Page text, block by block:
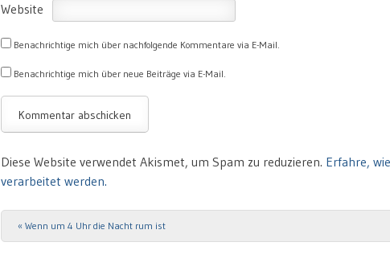
Website
Benachrichtige mich über nachfolgende Kommentare via E-Mail.
Benachrichtige mich über neue Beiträge via E-Mail.
Diese Website verwendet Akismet, um Spam zu reduzieren. Erfahre,
verarbeitet werden.
Post navigation
« Wenn um 4 Uhr die Nacht rum ist